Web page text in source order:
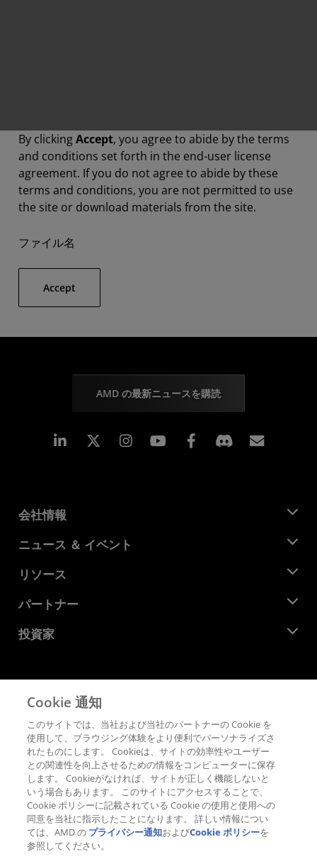
By clickingAccept, you agree to abide by the terms
and conditions set forth in the end-user license
agreement. If you do not agree to abide by these
terms and conditions, you are not permitted to use
the site or download materials from the site.
ファイル名
Accept
AMD の最新ニュースを購読
Linkedin Instagram Facebook
会社情報
AMD について
企業責任
キャリア
お問い合わせ
ニュース ＆ イベント
ニュースルーム
メディア ライブラリ
リソース
デベロッパー セントラル
ケース スタディ
パートナー
AMD パートナー ハブ
投資家
財務情報
取締役会
SEC 提出書類
プライバシー
商標
サプライ チェーンの透明性
公正でオープンな競争
英国税務戦略
Cookie ポリシー
Cookie の設定
Cookie 通知
このサイトでは、当社および当社のパートナーの Cookie を
使用して、ブラウジング体験をより便利でパーソナライズさ
れたものにします。 Cookieは、サイトの効率性やユーザー
との関連性を向上させるための情報をコンピューターに保存
します。 Cookieがなければ、サイトが正しく機能しないと
いう場合もあります。 このサイトにアクセスすることで、
Cookie ポリシーに記載されている Cookie の使用と使用への
同意を当社に指示したことになります。 詳しい情報につい
ては、AMD の プライバシー通知およびCookie ポリシーを
参照してください。